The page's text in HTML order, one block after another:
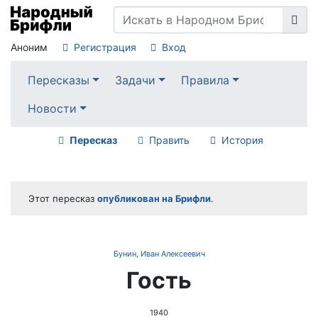
Аноним Регистрация Вход
Пересказы Задачи
Правила
Новости
Пересказ Править История
Этот пересказ опубликован на Брифли.
Бунин, Иван Алексеевич
Гость
1940